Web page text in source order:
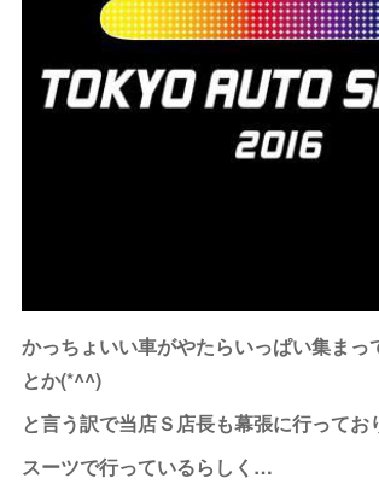
かっちょいい車がやたらいっぱい集まっ
とか(*^^)
と言う訳で当店Ｓ店長も幕張に行ってお
スーツで行っているらしく…